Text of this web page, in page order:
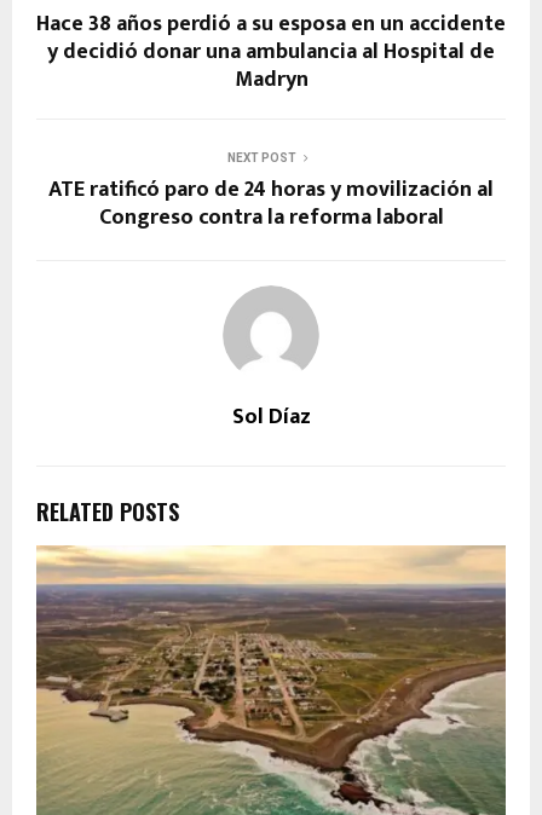
Hace 38 años perdió a su esposa en un accidente
y decidió donar una ambulancia al Hospital de
Madryn
NEXT POST
ATE ratificó paro de 24 horas y movilización al
Congreso contra la reforma laboral
Sol Díaz
RELATED POSTS